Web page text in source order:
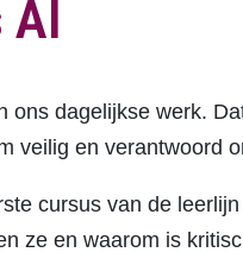
AI
ons dagelijkse werk.
veilig en verantwoord
cursus van de
ze en waarom is